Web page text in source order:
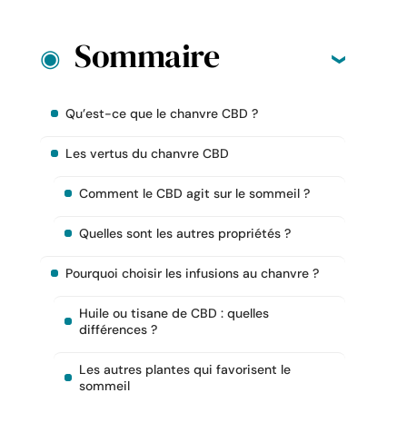
Sommaire
Qu’est-ce que le chanvre CBD ?
Les vertus du chanvre CBD
Comment le CBD agit sur le sommeil ?
Quelles sont les autres propriétés ?
Pourquoi choisir les infusions au chanvre ?
Huile ou tisane de CBD : quelles
différences ?
Les autres plantes qui favorisent le
sommeil